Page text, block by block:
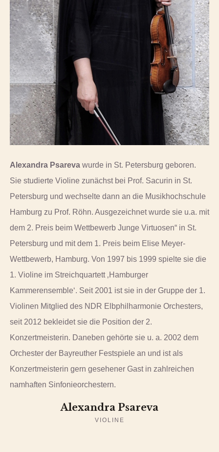
Alexandra Psareva wurde in St. Petersburg geboren.
Sie studierte Violine zunächst bei Prof. Sacurin in St.
Petersburg und wechselte dann an die Musikhochschule
Hamburg zu Prof. Röhn. Ausgezeichnet wurde sie u.a. mit
dem 2. Preis beim Wettbewerb Junge Virtuosen“ in St.
Petersburg und mit dem 1. Preis beim Elise Meyer-
Wettbewerb, Hamburg. Von 1997 bis 1999 spielte sie die
1. Violine im Streichquartett ‚Hamburger
Kammerensemble‘. Seit 2001 ist sie in der Gruppe der 1.
Violinen Mitglied des NDR Elbphilharmonie Orchesters,
seit 2012 bekleidet sie die Position der 2.
Konzertmeisterin. Daneben gehörte sie u. a. 2002 dem
Orchester der Bayreuther Festspiele an und ist als
Konzertmeisterin gern gesehener Gast in zahlreichen
namhaften Sinfonieorchestern.
Alexandra Psareva
VIOLINE